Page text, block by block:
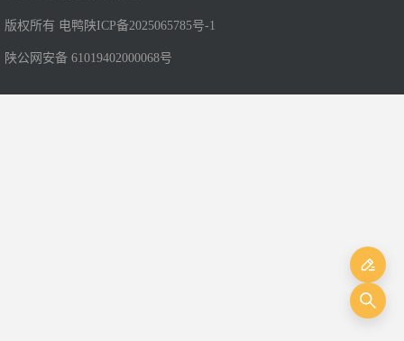
版权所有 电鸭 陕ICP备2025065785号-1
陕公网安备 61019402000068号